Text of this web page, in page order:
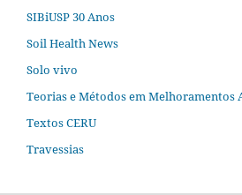
SIBiUSP 30 Anos
Soil Health News
Solo vivo
Teorias e Métodos em Melhoramentos
Textos CERU
Travessias